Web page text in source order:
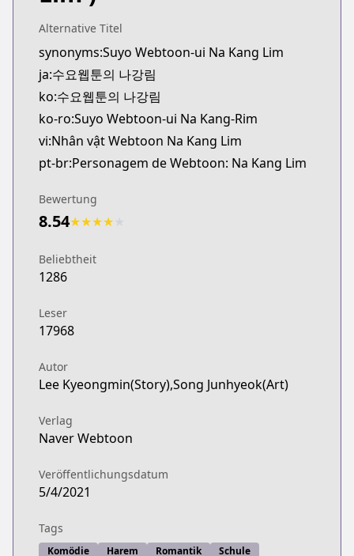
Alternative Titel
synonyms:Suyo Webtoon-ui Na Kang Lim
ja:수요웹툰의 나강림
ko:수요웹툰의 나강림
ko-ro:Suyo Webtoon-ui Na Kang-Rim
vi:Nhân vật Webtoon Na Kang Lim
pt-br:Personagem de Webtoon: Na Kang Lim
Bewertung
8.54★★★★
Beliebtheit
1286
Leser
17968
Autor
Lee Kyeongmin(Story),Song Junhyeok(Art)
Verlag
Naver Webtoon
Veröffentlichungsdatum
5/4/2021
Tags
Komödie Harem Romantik
Schule